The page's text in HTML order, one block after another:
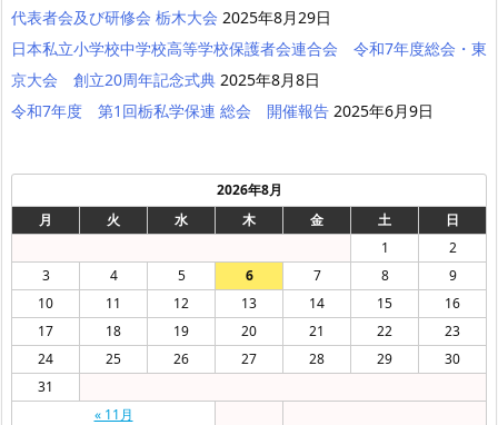
代表者会及び研修会 栃木大会 2025年8月29日
日本私立小学校中学校高等学校保護者会連合会 令和7年度総会・東
京大会 創立20周年記念式典 2025年8月8日
令和7年度 第1回栃私学保連 総会 開催報告 2025年6月9日
2026年8月
月
火 水 木 金 土 日
« 11月
1
2
3
4 5 6 7 8
9
10
11 12 13 14 15
16
17
18 19 20 21 22
23
24
25 26 27 28 29
30
31